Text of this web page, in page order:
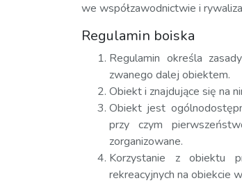
we współzawodnictwie i
Regulamin boiska
Regulamin określa
zwanego dalej obiektem.
Obiekt i znajdujące się na
Obiekt jest
przy czym
zorganizowane.
Korzystanie z obiektu
rekreacyjnych na obiekcie